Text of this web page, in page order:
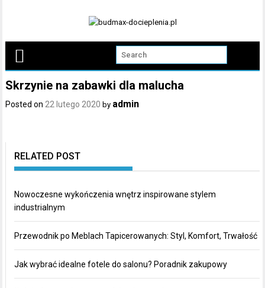
Skrzynie na zabawki dla malucha
Posted on 22 lutego 2020 by admin
RELATED POST
Nowoczesne wykończenia wnętrz inspirowane stylem
industrialnym
Przewodnik po Meblach Tapicerowanych: Styl, Komfort, Trwałość
Jak wybrać idealne fotele do salonu? Poradnik zakupowy